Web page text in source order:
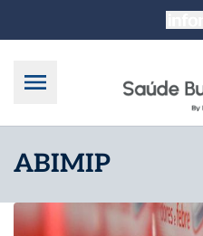
ABIMIP